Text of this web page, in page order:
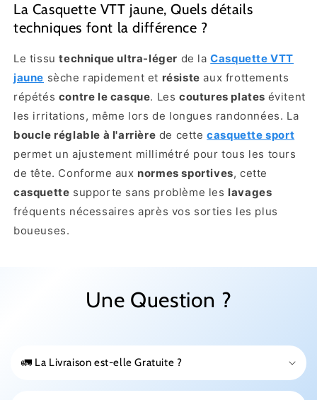
La Casquette VTT jaune, Quels détails
techniques font la différence ?
Le tissutechnique ultra-léger de laCasquette VTT
jaune sèche rapidement et résiste aux frottements
répétés contre le casque. Lescoutures plates évitent
les irritations, même lors de longues randonnées. La
boucle réglable à l'arrière de cettecasquette sport
permet un ajustement millimétré pour tous les tours
de tête. Conforme aux normes sportives, cette
casquette supporte sans problème les lavages
fréquents nécessaires après vos sorties les plus
boueuses.
Une Question ?
🚛 La Livraison est-elle Gratuite ?